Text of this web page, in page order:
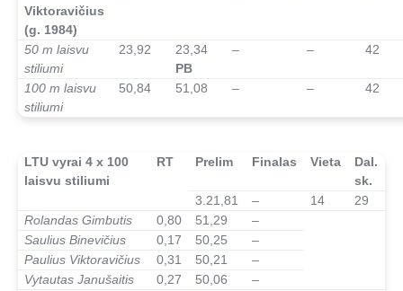
Viktoravičius
(g. 1984)
50 m laisvu
stiliumi
23,92
23,34
PB
– – 42
100 m laisvu
stiliumi
50,84 51,08 – – 42
LTU vyrai 4 x 100
laisvu stiliumi
RT Prelim Finalas Vieta
Dal.
sk.
3.21,81
– 14
29
Rolandas Gimbutis
0,80 51,29
–
Saulius Binevičius
0,17 50,25
–
Paulius Viktoravičius
0,31 50,21
–
Vytautas Janušaitis
0,27 50,06
–